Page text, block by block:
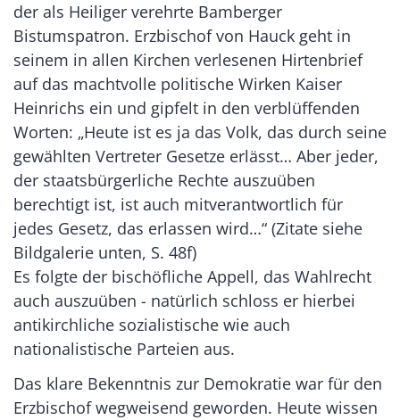
der als Heiliger verehrte Bamberger
Bistumspatron. Erzbischof von Hauck geht in
seinem in allen Kirchen verlesenen Hirtenbrief
auf das machtvolle politische Wirken Kaiser
Heinrichs ein und gipfelt in den verblüffenden
Worten: „Heute ist es ja das Volk, das durch seine
gewählten Vertreter Gesetze erlässt… Aber jeder,
der staatsbürgerliche Rechte auszuüben
berechtigt ist, ist auch mitverantwortlich für
jedes Gesetz, das erlassen wird…“ (Zitate siehe
Bildgalerie unten, S. 48f)
Es folgte der bischöfliche Appell, das Wahlrecht
auch auszuüben - natürlich schloss er hierbei
antikirchliche sozialistische wie auch
nationalistische Parteien aus.
Das klare Bekenntnis zur Demokratie war für den
Erzbischof wegweisend geworden. Heute wissen